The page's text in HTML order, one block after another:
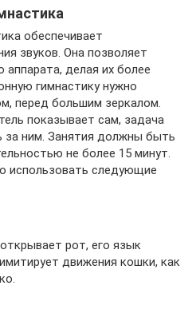
обеспечивает
звуков. Она позволяет
делая их более
гимнастику нужно
перед большим зеркалом.
показывает сам, задача
за ним. Занятия должны быть
не более 15 минут.
использовать следующие
рот, его язык
движения кошки, как